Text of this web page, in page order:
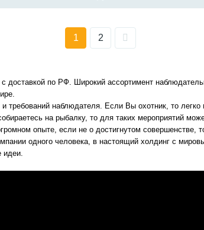
1 2
доставкой по РФ. Широкий ассортимент
требований наблюдателя. Если Вы охотник, то
на рыбалку, то для таких мероприятий
опыте, если не о достигнутом совершенстве,
одного человека, в настоящий холдинг с
идеи.